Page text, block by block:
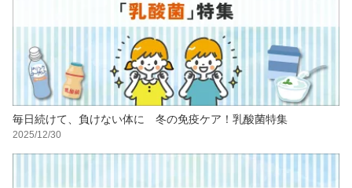
毎日続けて、負けない体に 冬の免疫ケア！乳酸菌特集
2025/12/30